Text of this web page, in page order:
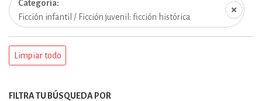
Categoría
Ficción infantil / Ficción juvenil: ficción histórica
Limpiar todo
FILTRA TU BÚSQUEDA POR